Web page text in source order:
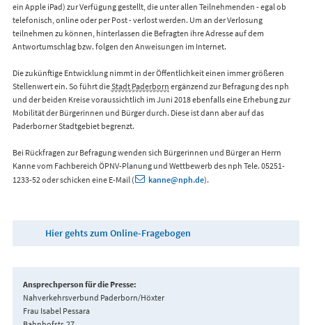
ein Apple iPad) zur Verfügung gestellt, die unter allen Teilnehmenden - egal ob
telefonisch, online oder per Post - verlost werden. Um an der Verlosung
teilnehmen zu können, hinterlassen die Befragten ihre Adresse auf dem
Antwortumschlag bzw. folgen den Anweisungen im Internet.
Die zukünftige Entwicklung nimmt in der Öffentlichkeit einen immer größeren
Stellenwert ein. So führt dieStadt Paderborn ergänzend zur Befragung des nph
und der beiden Kreise voraussichtlich im Juni 2018 ebenfalls eine Erhebung zur
Mobilität der Bürgerinnen und Bürger durch. Diese ist dann aber auf das
Paderborner Stadtgebiet begrenzt.
Bei Rückfragen zur Befragung wenden sich Bürgerinnen und Bürger an Herrn
Kanne vom Fachbereich ÖPNV-Planung und Wettbewerb des nph Tele. 05251-
1233-52 oder schicken eine E-Mail (
kanne@nph.de).
Hier gehts zum Online-Fragebogen
Ansprechperson für die Presse:
Nahverkehrsverbund Paderborn/Höxter
Frau Isabel Pessara